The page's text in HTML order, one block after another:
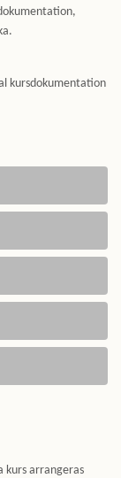
kursdokumentation
kurs arrangeras